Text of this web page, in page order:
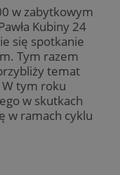
w zabytkowym
Kubiny 24
się spotkanie
Tym razem
temat
tym roku
w skutkach
w ramach cyklu